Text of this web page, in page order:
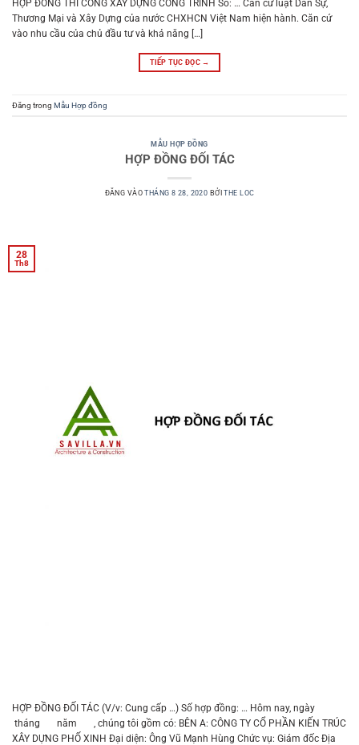
HỢP ĐỒNG THI CÔNG XÂY DỰNG CÔNG TRÌNH Số: … Căn cứ luật Dân Sự,
Thương Mại và Xây Dựng của nước CHXHCN Việt Nam hiện hành. Căn cứ
vào nhu cầu của chủ đầu tư và khả năng […]
TIẾP TỤC ĐỌC →
Đăng trong Mẫu Hợp đồng
MẪU HỢP ĐỒNG
HỢP ĐỒNG ĐỐI TÁC
ĐĂNG VÀOTHÁNG 8 28, 2020 BỞITHE LOC
28
Th8
HỢP ĐỒNG ĐỐI TÁC (V/v: Cung cấp …) Số hợp đồng: … Hôm nay, ngày
tháng năm , chúng tôi gồm có: BÊN A: CÔNG TY CỔ PHẦN KIẾN TRÚC
XÂY DỰNG PHỐ XINH Đại diện: Ông Vũ Mạnh Hùng Chức vụ: Giám đốc Địa